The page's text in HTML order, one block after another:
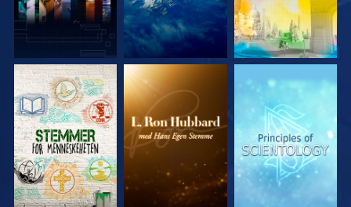
UTFORSK SERIEN UTFORSK SERIEN UTFORSK SERIEN